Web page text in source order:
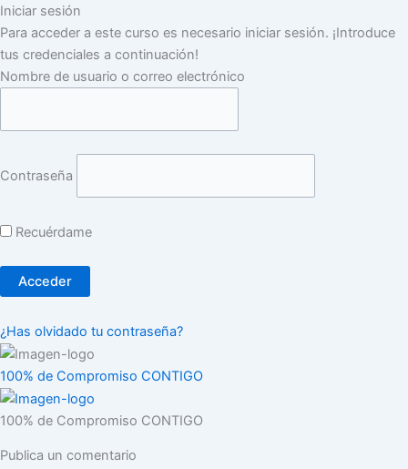
Iniciar sesión
Para acceder a este curso es necesario iniciar sesión. ¡Introduce
tus credenciales a continuación!
Nombre de usuario o correo electrónico
Contraseña
Recuérdame
¿Has olvidado tu contraseña?
100% de Compromiso CONTIGO
100% de Compromiso CONTIGO
Publica un comentario